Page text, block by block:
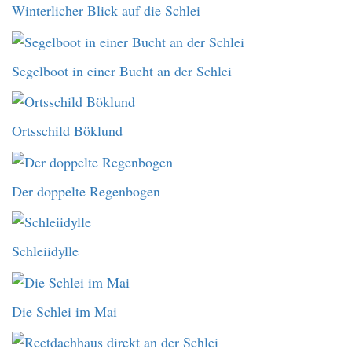
Winterlicher Blick auf die Schlei
Segelboot in einer Bucht an der Schlei
Ortsschild Böklund
Der doppelte Regenbogen
Schleiidylle
Die Schlei im Mai